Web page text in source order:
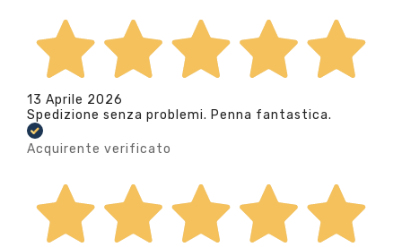
13 Aprile 2026
Spedizione senza problemi. Penna fantastica.
Acquirente verificato